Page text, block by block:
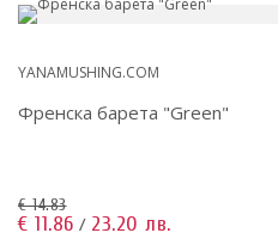
YANAMUSHING.COM
Френска барета "Green"
€ 14.83
€ 11.86 / 23.20 лв.